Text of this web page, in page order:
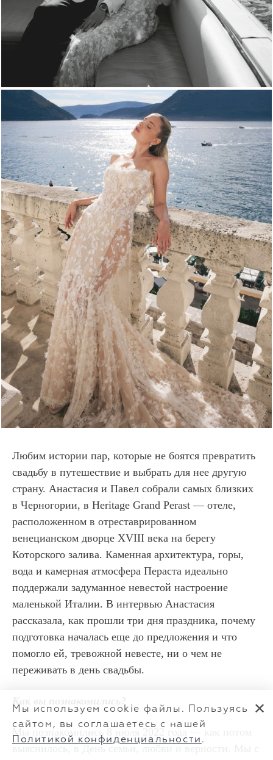
Любим истории пар, которые не боятся превратить
свадьбу в путешествие и выбрать для нее другую
страну. Анастасия и Павел собрали самых близких
в Черногории, в Heritage Grand Perast — отеле,
расположенном в отреставрированном
венецианском дворце XVIII века на берегу
Которского залива. Каменная архитектура, горы,
вода и камерная атмосфера Пераста идеально
поддержали задуманное невестой настроение
маленькой Италии. В интервью Анастасия
рассказала, как прошли три дня праздника, почему
подготовка началась еще до предложения и что
помогло ей, тревожной невесте, ни о чем не
переживать в день свадьбы.
Мы познакомились 8 июля 2022 года — как потом
выяснилось, в День семьи, любви и верности. Мы с
Мы используем cookie файлы. Пользуясь
сайтом, вы соглашаетесь с нашей
Политикой конфиденциальности .
✕